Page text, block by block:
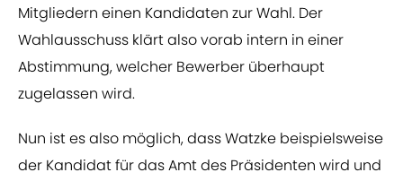
Mitgliedern einen Kandidaten zur Wahl. Der
Wahlausschuss klärt also vorab intern in einer
Abstimmung, welcher Bewerber überhaupt
zugelassen wird.
Nun ist es also möglich, dass Watzke beispielsweise
der Kandidat für das Amt des Präsidenten wird und